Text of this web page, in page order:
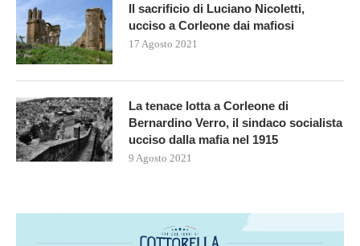
Il sacrificio di Luciano Nicoletti,
ucciso a Corleone dai mafiosi
17 Agosto 2021
La tenace lotta a Corleone di
Bernardino Verro, il sindaco socialista
ucciso dalla mafia nel 1915
9 Agosto 2021